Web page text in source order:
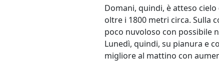
Domani, quindi, è atteso
oltre i 1800 metri circa. Sulla
poco nuvoloso con possibile
Lunedì, quindi, su pianura e
migliore al mattino con